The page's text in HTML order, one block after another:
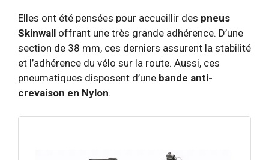
Elles ont été pensées pour accueillir des pneus
Skinwall offrant une très grande adhérence. D’une
section de 38 mm, ces derniers assurent la stabilité
et l’adhérence du vélo sur la route. Aussi, ces
pneumatiques disposent d’une bande anti-
crevaison en Nylon.